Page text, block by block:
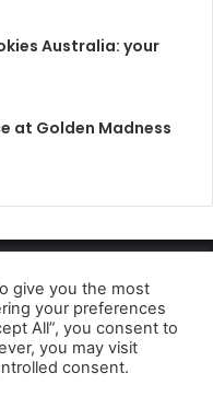
Australia: your
at Golden Madness
2022
Telegram
give you the most
your preferences
All”, you consent to
you may visit
consent.